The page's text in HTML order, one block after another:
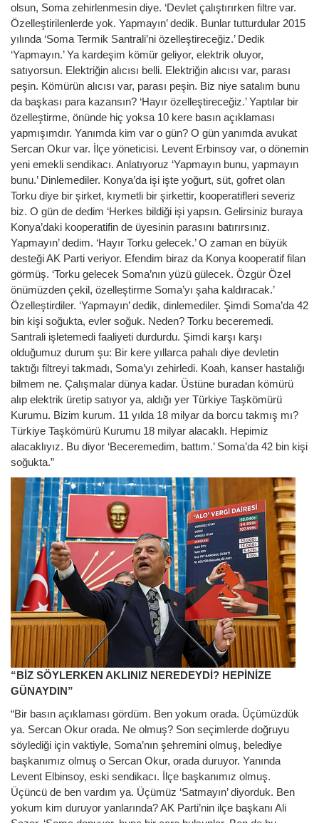
olsun, Soma zehirlenmesin diye. ‘Devlet çalıştırırken filtre var.
Özelleştirilenlerde yok. Yapmayın’ dedik. Bunlar tutturdular 2015
yılında ‘Soma Termik Santrali’ni özelleştireceğiz.’ Dedik
‘Yapmayın.’ Ya kardeşim kömür geliyor, elektrik oluyor,
satıyorsun. Elektriğin alıcısı belli. Elektriğin alıcısı var, parası
peşin. Kömürün alıcısı var, parası peşin. Biz niye satalım bunu
da başkası para kazansın? ‘Hayır özelleştireceğiz.’ Yaptılar bir
özelleştirme, önünde hiç yoksa 10 kere basın açıklaması
yapmışımdır. Yanımda kim var o gün? O gün yanımda avukat
Sercan Okur var. İlçe yöneticisi. Levent Erbinsoy var, o dönemin
yeni emekli sendikacı. Anlatıyoruz ‘Yapmayın bunu, yapmayın
bunu.’ Dinlemediler. Konya’da işi işte yoğurt, süt, gofret olan
Torku diye bir şirket, kıymetli bir şirkettir, kooperatifleri severiz
biz. O gün de dedim ‘Herkes bildiği işi yapsın. Gelirsiniz buraya
Konya’daki kooperatifin de üyesinin parasını batırırsınız.
Yapmayın’ dedim. ‘Hayır Torku gelecek.’ O zaman en büyük
desteği AK Parti veriyor. Efendim biraz da Konya kooperatif filan
görmüş. ‘Torku gelecek Soma’nın yüzü gülecek. Özgür Özel
önümüzden çekil, özelleştirme Soma’yı şaha kaldıracak.’
Özelleştirdiler. ‘Yapmayın’ dedik, dinlemediler. Şimdi Soma’da 42
bin kişi soğukta, evler soğuk. Neden? Torku beceremedi.
Santrali işletemedi faaliyeti durdurdu. Şimdi karşı karşı
olduğumuz durum şu: Bir kere yıllarca pahalı diye devletin
taktığı filtreyi takmadı, Soma’yı zehirledi. Koah, kanser hastalığı
bilmem ne. Çalışmalar dünya kadar. Üstüne buradan kömürü
alıp elektrik üretip satıyor ya, aldığı yer Türkiye Taşkömürü
Kurumu. Bizim kurum. 11 yılda 18 milyar da borcu takmış mı?
Türkiye Taşkömürü Kurumu 18 milyar alacaklı. Hepimiz
alacaklıyız. Bu diyor ‘Beceremedim, battım.’ Soma’da 42 bin kişi
soğukta.”
“BİZ SÖYLERKEN AKLINIZ NEREDEYDİ? HEPİNİZE
GÜNAYDIN”
“Bir basın açıklaması gördüm. Ben yokum orada. Üçümüzdük
ya. Sercan Okur orada. Ne olmuş? Son seçimlerde doğruyu
söylediği için vaktiyle, Soma’nın şehremini olmuş, belediye
başkanımız olmuş o Sercan Okur, orada duruyor. Yanında
Levent Elbinsoy, eski sendikacı. İlçe başkanımız olmuş.
Üçüncü de ben vardım ya. Üçümüz ‘Satmayın’ diyorduk. Ben
yokum kim duruyor yanlarında? AK Parti’nin ilçe başkanı Ali